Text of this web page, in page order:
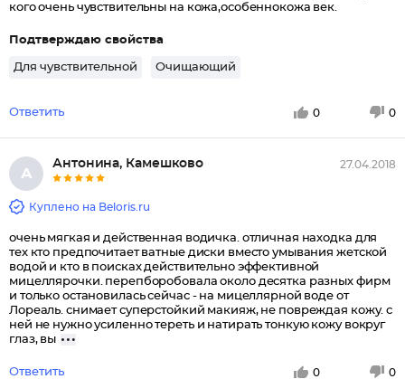
кого очень чувствительны на кожа,особеннокожа век.
Подтверждаю свойства
Для чувствительной Очищающий
Ответить 0 0
А
Антонина, Камешково 27.04.2018
Куплено на Beloris.ru
очень мягкая и действенная водичка. отличная находка для
тех кто предпочитает ватные диски вместо умывания жетской
водой и кто в поисках действительно эффективной
мицеллярочки. перепборобовала около десятка разных фирм
и только остановилась сейчас - на мицеллярной воде от
Лореаль. снимает суперстойкий макияж, не повреждая кожу. с
ней не нужно усиленно тереть и натирать тонкую кожу вокруг
глаз, вы
Ответить 0 0